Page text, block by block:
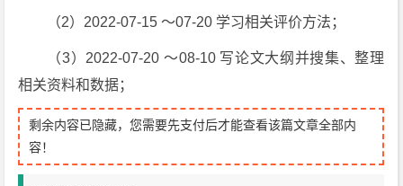
（2）2022-07-15 ～07-20 学习相关评价方法；
（3）2022-07-20 ～08-10 写论文大纲并搜集、整理
相关资料和数据；
剩余内容已隐藏，您需要先支付后才能查看该篇文章全部内
容！